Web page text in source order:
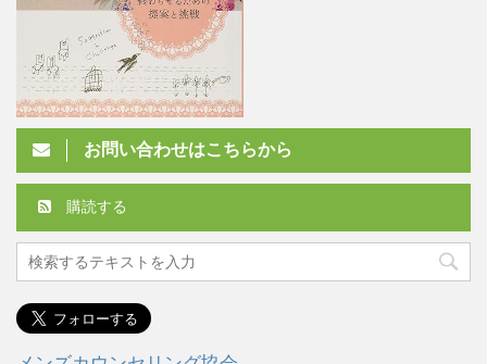
お問い合わせはこちらから
購読する